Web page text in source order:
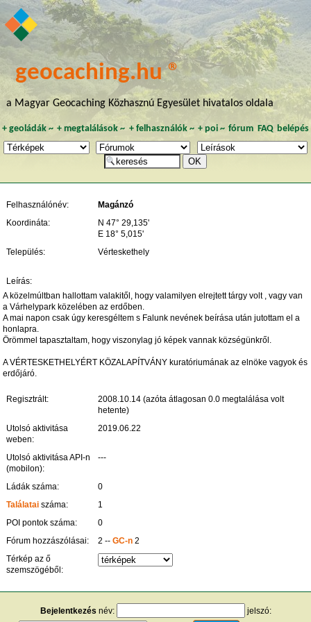
geocaching.hu ®
a Magyar Geocaching Közhasznú Egyesület hivatalos oldala
+ geoládák~ +megtalálások ~ + felhasználók~ + poi~ fórum FAQ belépés
Felhasználónév:
Magánzó
Koordináta:
N 47° 29,135'
E 18° 5,015'
Település:
Vérteskethely
Leírás:
A közelmúltban hallottam valakitől, hogy valamilyen elrejtett tárgy volt , vagy van
a Várhelypark közelében az erdőben.
A mai napon csak úgy keresgéltem s Falunk nevének beírása után jutottam el a
honlapra.
Örömmel tapasztaltam, hogy viszonylag jó képek vannak községünkről.
A VÉRTESKETHELYÉRT KÖZALAPÍTVÁNY kuratóriumának az elnöke vagyok és
erdőjáró.
Regisztrált:
2008.10.14 (azóta átlagosan 0.0 megtalálása volt
hetente)
Utolsó aktivitása
weben:
2019.06.22
Utolsó aktivitása API-n
(mobilon):
---
Ládák száma:
0
Találatai száma:
1
POI pontok száma:
0
Fórum hozzászólásai:
2 --GC-n 2
Térkép az ő
szemszögéből:
Bejelentkezés név: jelszó: